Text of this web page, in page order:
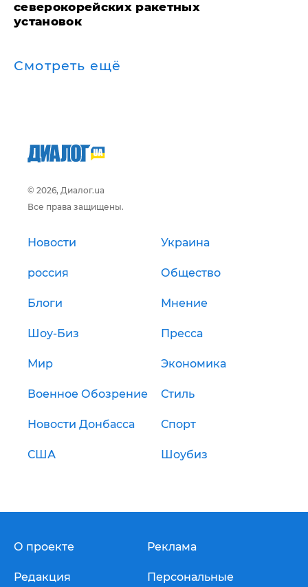
северокорейских ракетных
установок
Смотреть ещё
© 2026, Диалог.ua
Все права защищены.
Новости Украина
россия Общество
Блоги Мнение
Шоу-Биз Пресса
Мир Экономика
Военное Обозрение Стиль
Новости Донбасса Спорт
США Шоубиз
О проекте
Редакция
Реклама
Персональные